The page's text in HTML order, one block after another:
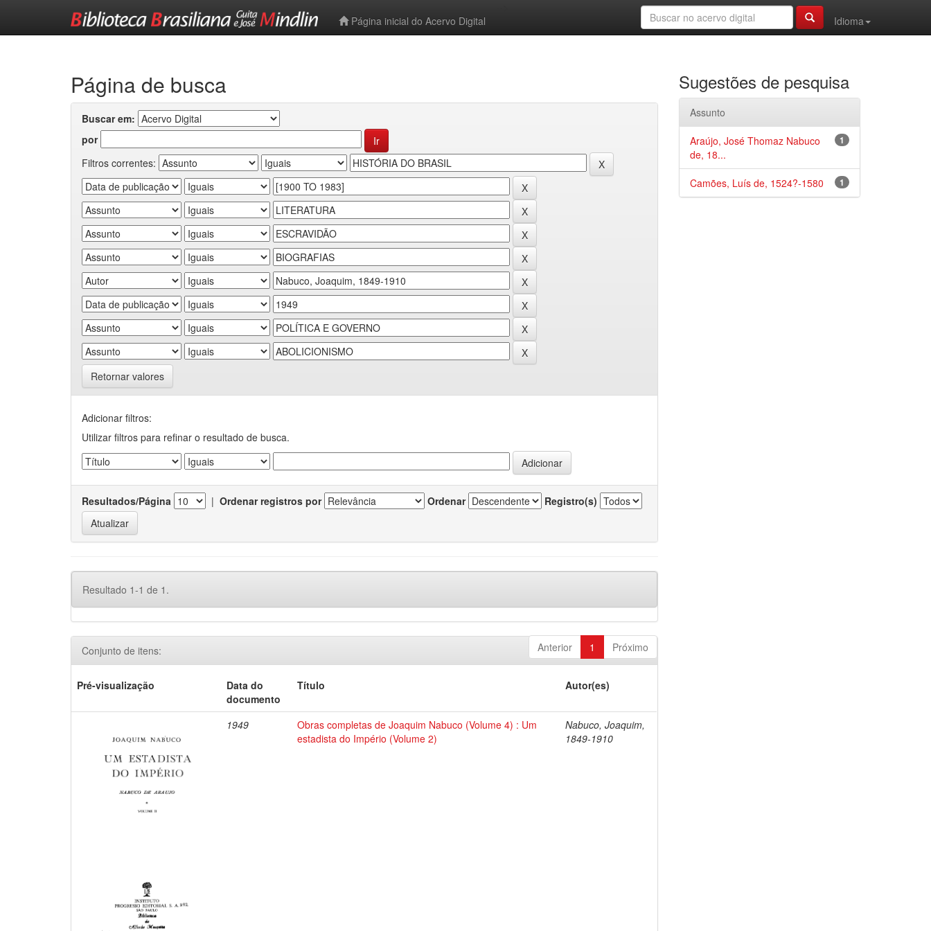
Página inicial do Acervo Digital
Idioma
Página de busca
Buscar em:
por
Filtros correntes:
Retornar valores
Adicionar filtros:
Utilizar filtros para refinar o resultado de busca.
Resultados/Página | Ordenar registros por Ordenar Registro(s)
Resultado 1-1 de 1.
Anterior 1 Próximo
Conjunto de itens:
Pré-visualização
Data do
documento
Título Autor(es)
1949
Obras completas de Joaquim Nabuco (Volume 4) : Um
estadista do Império (Volume 2)
Nabuco, Joaquim,
1849-1910
Sugestões de pesquisa
Assunto
1
Araújo, José Thomaz Nabuco
de, 18...
1
Camões, Luís de, 1524?-1580